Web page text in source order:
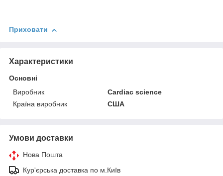
Приховати
Характеристики
Основні
Виробник
Cardiac science
Країна виробник
США
Умови доставки
Нова Пошта
Кур'єрська доставка по м.Київ